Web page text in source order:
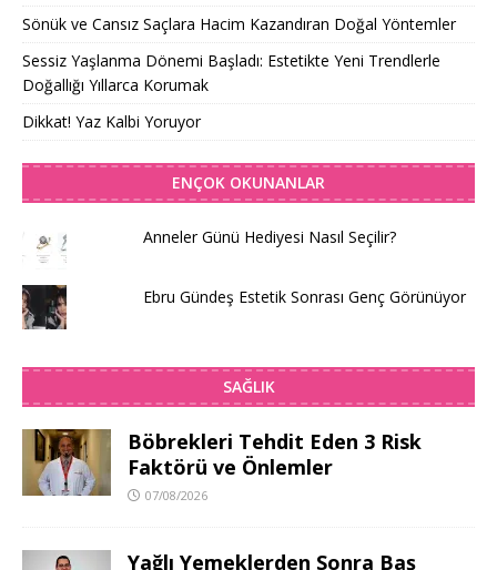
Sönük ve Cansız Saçlara Hacim Kazandıran Doğal Yöntemler
Sessiz Yaşlanma Dönemi Başladı: Estetikte Yeni Trendlerle
Doğallığı Yıllarca Korumak
Dikkat! Yaz Kalbi Yoruyor
ENÇOK OKUNANLAR
Anneler Günü Hediyesi Nasıl Seçilir?
Ebru Gündeş Estetik Sonrası Genç Görünüyor
SAĞLIK
Böbrekleri Tehdit Eden 3 Risk
Faktörü ve Önlemler
07/08/2026
Yağlı Yemeklerden Sonra Baş